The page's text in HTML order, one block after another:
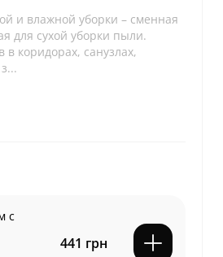
и влажной уборки – сменная
для сухой уборки пыли.
коридорах, санузлах,
с
441 грн